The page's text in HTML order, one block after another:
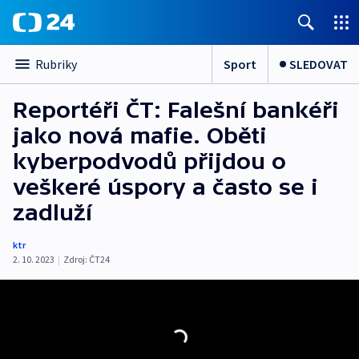
Rubriky Sport SLEDOVAT
Reportéři ČT: Falešní bankéři
jako nová mafie. Oběti
kyberpodvodů přijdou o
veškeré úspory a často se i
zadluží
ktr
2. 10. 2023 | Zdroj: ČT24